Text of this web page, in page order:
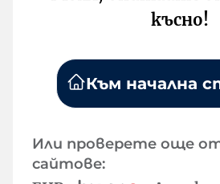
късно!
Към начална
Или проверете още
сайтове: